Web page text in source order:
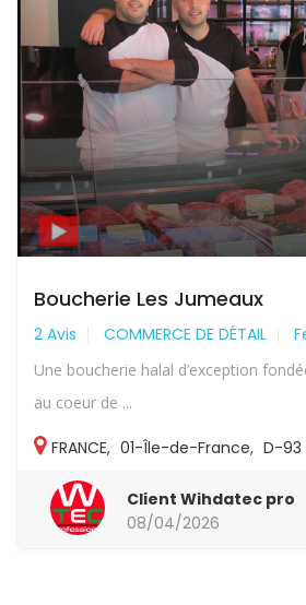
Boucherie Les Jumeaux
2 Avis COMMERCE DE DÉTAIL
Une boucherie halal d’exception
au coeur de ...
FRANCE, 01-Île-de-France, D-93
Client Wihdatec pro
08/04/2026